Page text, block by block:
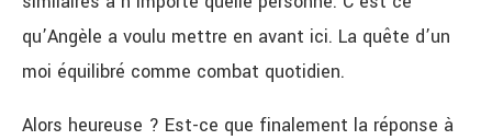
qu’Angèle a voulu mettre en avant ici. La quête d’un
moi équilibré comme combat quotidien.
Alors heureuse ? Est-ce que finalement la réponse à